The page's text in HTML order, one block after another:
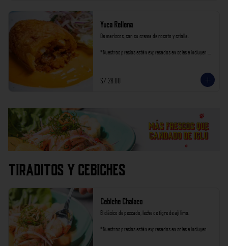
Yuca Rellena
De mariscos, con su crema de rocoto y criolla.
*Nuestros precios están expresados en soles e incluyen
S/ 28.00
Tiraditos y Cebiches
Cebiche Chalaco
El clásico de pescado, leche de tigre de ají limo.
*Nuestros precios están expresados en soles e incluyen